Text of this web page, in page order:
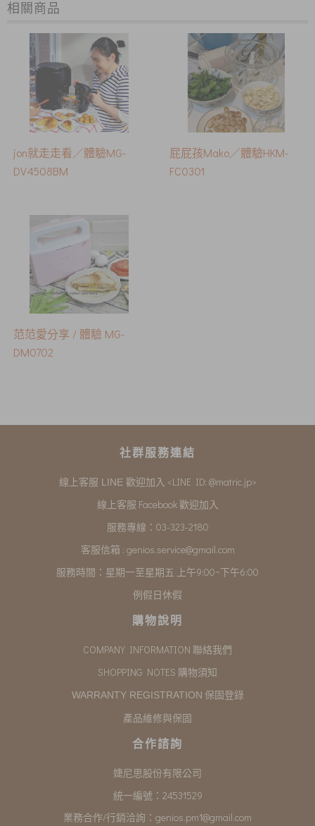
相關商品
jon就走走看／體驗MG-
DV4508BM
屁屁孩Mako／體驗HKM-
FC0301
范范愛分享 / 體驗 MG-
DM0702
社群服務連結
線上客服 LINE 歡迎加入 <LINE ID: @matric.jp>
線上客服 Facebook 歡迎加入
服務專線：03-323-2180
客服信箱 : genios.service@gmail.com
服務時間：星期一至星期五 上午9:00~下午6:00
例假日休假
購物說明
COMPANY INFORMATION 聯絡我們
SHOPPING NOTES 購物須知
WARRANTY REGISTRATION 保固登錄
產品維修與保固
合作諮詢
婕尼思股份有限公司
統一編號：24531529
業務合作/行銷洽詢： genios.pm1@gmail.com